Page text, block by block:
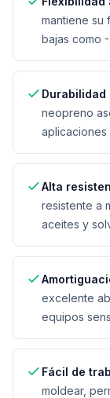
mantiene su
bajas como -
Durabilidad
neopreno
aplicaciones
Alta
resistente a
aceites y
excelente
equipos
Fácil de
moldear,